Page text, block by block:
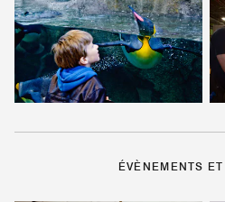
ÉVÈNEMENTS